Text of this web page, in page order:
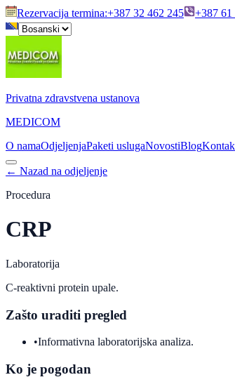
Rezervacija termina:+387 32 462 245 +387 61
Privatna zdravstvena ustanova
MEDICOM
O namaOdjeljenjaPaketi uslugaNovostiBlog
← Nazad na odjeljenje
Procedura
CRP
Laboratorija
C-reaktivni protein upale.
Zašto uraditi pregled
•Informativna laboratorijska analiza.
Ko je pogodan